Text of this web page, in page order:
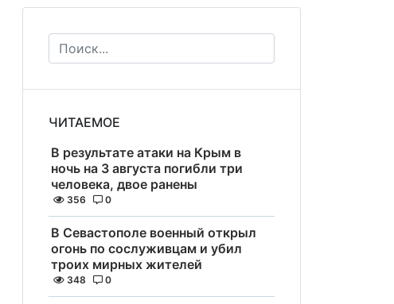
ЧИТАЕМОЕ
В результате атаки на Крым в
ночь на 3 августа погибли три
человека, двое ранены
356 0
В Севастополе военный открыл
огонь по сослуживцам и убил
троих мирных жителей
348 0